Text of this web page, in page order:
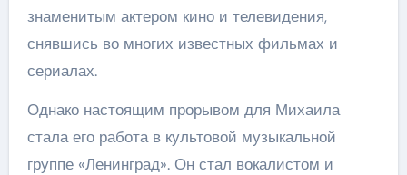
знаменитым актером кино и телевидения,
снявшись во многих известных фильмах и
сериалах.
Однако настоящим прорывом для Михаила
стала его работа в культовой музыкальной
группе «Ленинград». Он стал вокалистом и